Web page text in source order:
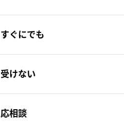
すぐにでも
受けない
応相談